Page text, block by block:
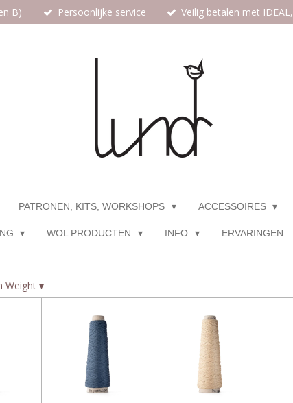
B) Persoonlijke service Veilig betalen met
PATRONEN, KITS, WORKSHOPS ACCESSOIRES
WOL PRODUCTEN INFO ERVARINGEN
Weight ▾